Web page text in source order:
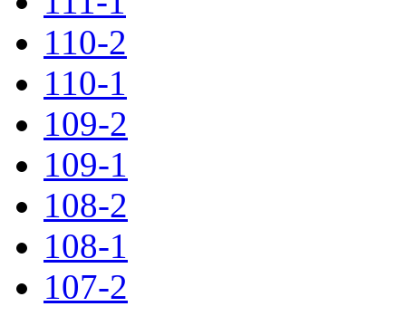
110-2
110-1
109-2
109-1
108-2
108-1
107-2